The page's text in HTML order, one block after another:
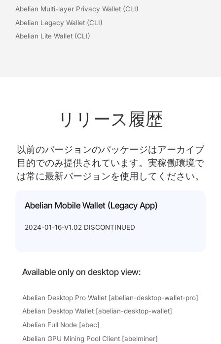
Abelian Multi-layer Privacy Wallet (CLI)
Abelian Legacy Wallet (CLI)
Abelian Lite Wallet (CLI)
リリース履歴
以前のバージョンのパッケージはアーカイブ
目的でのみ提供されています。実稼働環境で
は常に最新バージョンを使用してください。
Abelian Mobile Wallet (Legacy App)
2024-01-16-V1.02 DISCONTINUED
Available only on desktop view:
Abelian Desktop Pro Wallet [abelian-desktop-wallet-pro]
Abelian Desktop Wallet [abelian-desktop-wallet]
Abelian Full Node [abec]
Abelian GPU Mining Pool Client [abelminer]